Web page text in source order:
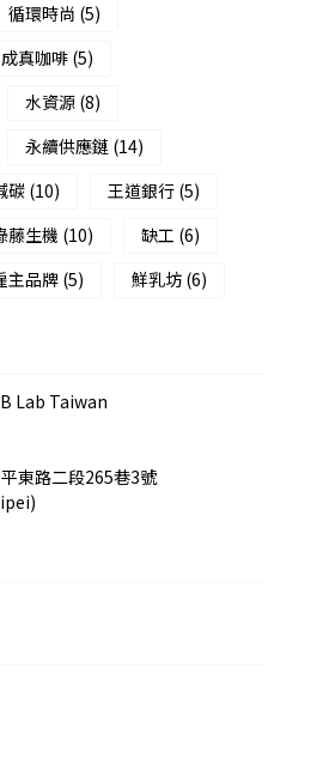
循環時尚 (5)
成真咖啡 (5)
水資源 (8)
永續供應鏈 (14)
碳 (10) 王道銀行 (5)
藤生機 (10) 缺工 (6)
主品牌 (5) 鮮乳坊 (6)
Lab Taiwan
東路二段265巷3號